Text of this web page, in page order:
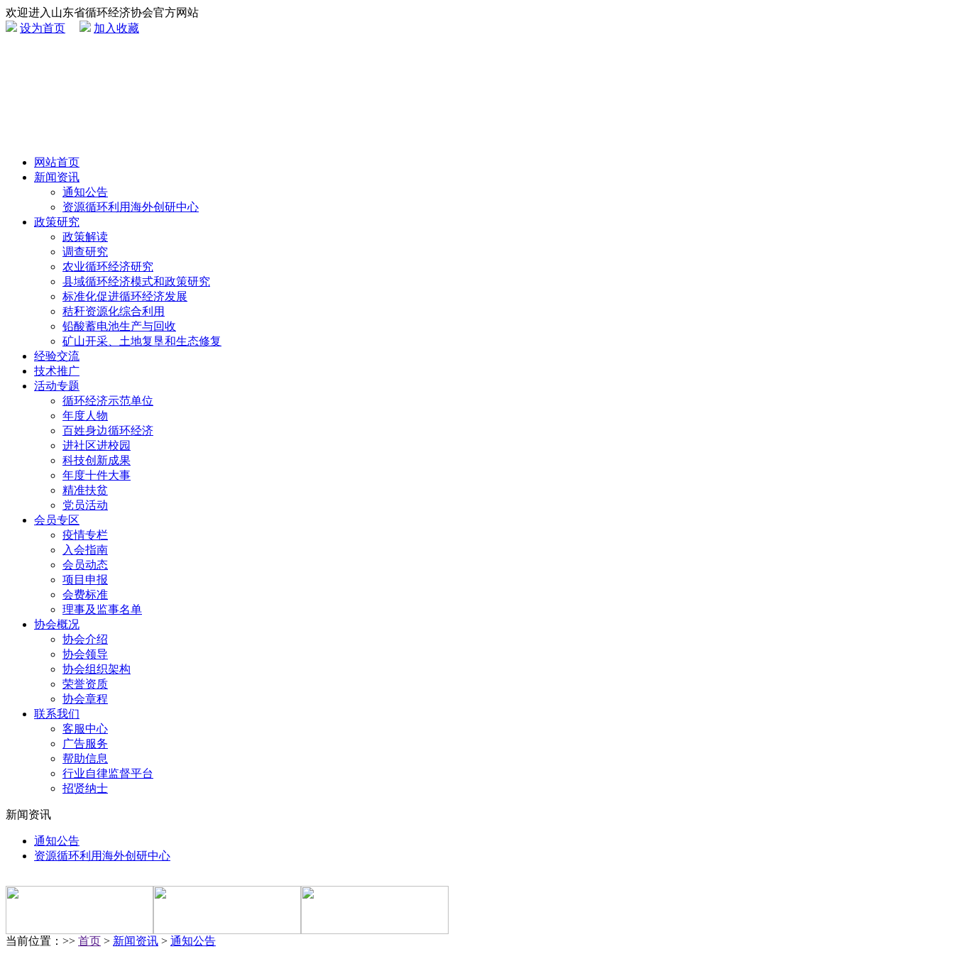
欢迎进入山东省循环经济协会官方网站
设为首页
加入收藏
网站首页
新闻资讯
通知公告
资源循环利用海外创研中心
政策研究
政策解读
调查研究
农业循环经济研究
县域循环经济模式和政策研究
标准化促进循环经济发展
秸秆资源化综合利用
铅酸蓄电池生产与回收
矿山开采、土地复垦和生态修复
经验交流
技术推广
活动专题
循环经济示范单位
年度人物
百姓身边循环经济
进社区进校园
科技创新成果
年度十件大事
精准扶贫
党员活动
会员专区
疫情专栏
入会指南
会员动态
项目申报
会费标准
理事及监事名单
协会概况
协会介绍
协会领导
协会组织架构
荣誉资质
协会章程
联系我们
客服中心
广告服务
帮助信息
行业自律监督平台
招贤纳士
新闻资讯
通知公告
资源循环利用海外创研中心
当前位置：>> 首页 > 新闻资讯 > 通知公告